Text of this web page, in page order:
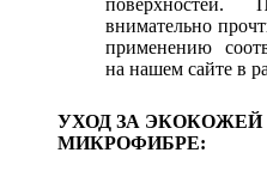
внимательно
применению
на нашем сайте в
УХОД ЗА ЭКОКОЖЕЙ
МИКРОФИБРЕ: